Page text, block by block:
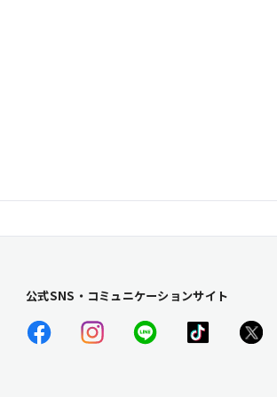
公式SNS・コミュニケーションサイト